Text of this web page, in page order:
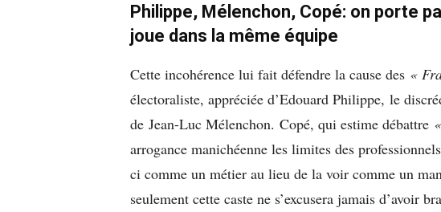
Philippe, Mélenchon, Copé: on porte
joue dans la même équipe
Cette incohérence lui fait défendre la cause des «
électoraliste, appréciée d’Edouard Philippe, le
de Jean-Luc Mélenchon. Copé, qui estime débattre
arrogance manichéenne les limites des
ci comme un métier au lieu de la voir comme un
seulement cette caste ne s’excusera jamais d’avoir